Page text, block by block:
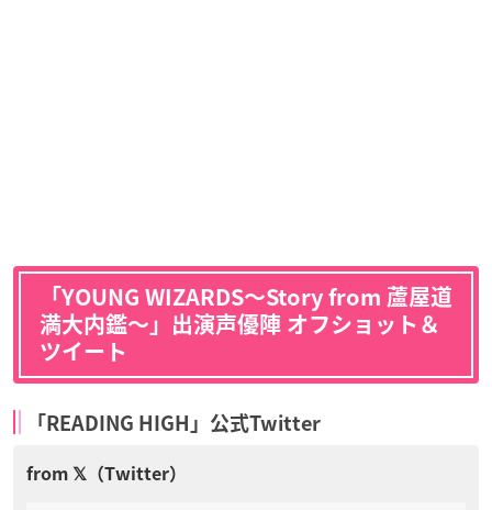
「YOUNG WIZARDS〜Story from 蘆屋道
満大内鑑〜」出演声優陣 オフショット＆
ツイート
「READING HIGH」公式Twitter